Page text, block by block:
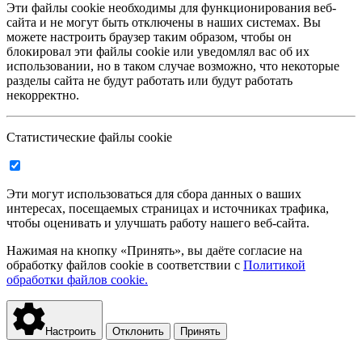
Эти файлы cookie необходимы для функционирования веб-
сайта и не могут быть отключены в наших системах. Вы
можете настроить браузер таким образом, чтобы он
блокировал эти файлы cookie или уведомлял вас об их
использовании, но в таком случае возможно, что некоторые
разделы сайта не будут работать или будут работать
некорректно.
Статистические файлы cookie
Эти могут использоваться для сбора данных о ваших
интересах, посещаемых страницах и источниках трафика,
чтобы оценивать и улучшать работу нашего веб-сайта.
Нажимая на кнопку «Принять», вы даёте согласие на
обработку файлов cookie в соответствии с Политикой
обработки файлов cookie.
Настроить Отклонить Принять